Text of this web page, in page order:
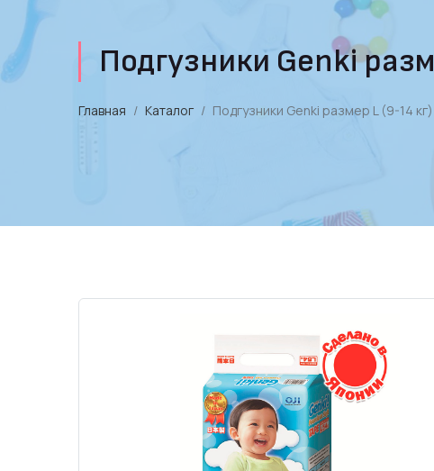
Подгузники Genki
Главная Каталог Подгузники Genki размер L (9-14